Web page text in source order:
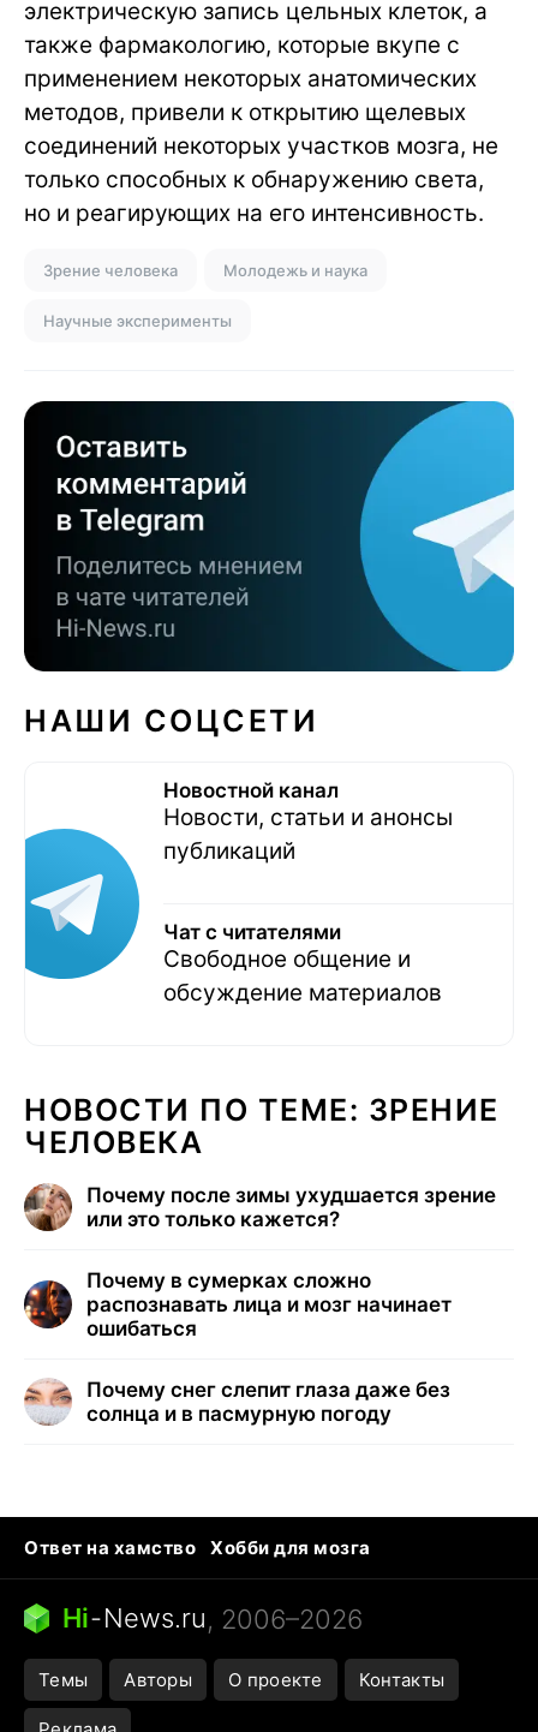
электрическую запись цельных клеток, а
также фармакологию, которые вкупе с
применением некоторых анатомических
методов, привели к открытию щелевых
соединений некоторых участков мозга, не
только способных к обнаружению света,
но и реагирующих на его интенсивность.
Зрение человека Молодежь и наука
Научные эксперименты
НАШИ СОЦСЕТИ
Новостной канал
Новости, статьи и анонсы
публикаций
Чат с читателями
Свободное общение и
обсуждение материалов
НОВОСТИ ПО ТЕМЕ: ЗРЕНИЕ
ЧЕЛОВЕКА
Почему после зимы ухудшается зрение
или это только кажется?
Почему в сумерках сложно
распознавать лица и мозг начинает
ошибаться
Почему снег слепит глаза даже без
солнца и в пасмурную погоду
Ответ на хамство
Хобби для мозга
Бензин 100 vs 95
Тунцы в океанариуме
Следующая пандемия
Hi-News.ru, 2006–2026
Темы Авторы О проекте Контакты